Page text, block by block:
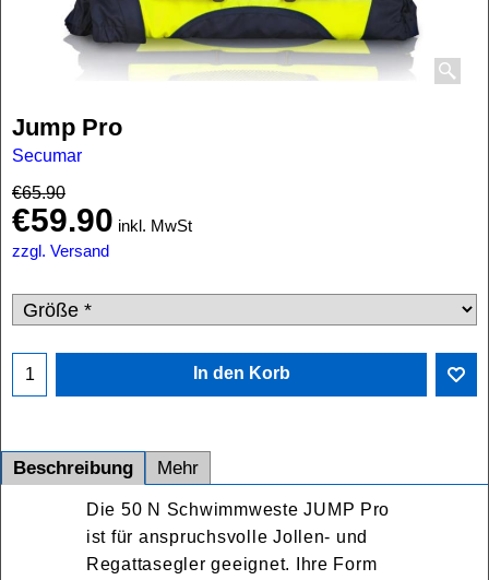
Jump Pro
Secumar
€65.90
€59.90 inkl. MwSt
zzgl. Versand
In den Korb
Beschreibung Mehr
Die 50 N Schwimmweste JUMP Pro
ist für anspruchsvolle Jollen- und
Regattasegler geeignet. Ihre Form